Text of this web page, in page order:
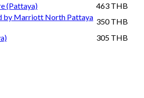
(Pattaya)
463 THB
by Marriott North Pattaya 350 THB
305 THB